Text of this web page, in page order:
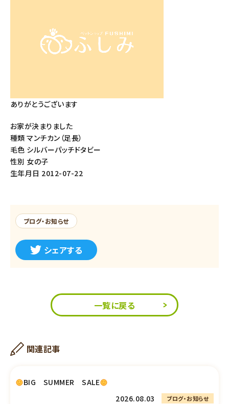
ありがとうございます
お家が決まりました
種類 マンチカン（足長）
毛色 シルバーパッチドタビー
性別 女の子
生年月日 2012-07-22
ブログ・お知らせ
シェアする
一覧に戻る
関連記事
BIG SUMMER SALE
2026.08.03
ブログ・お知らせ